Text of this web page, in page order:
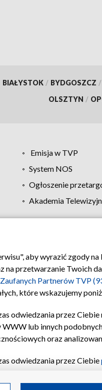
BIAŁYSTOK / BYDGOSZCZ /
OLSZTYN /
Emisja w TVP
System NOS
Ogłoszenie
Akademia
Regulamin TVP
aby wyrazić zgody
przetwarzanie Twoich
Zaufanych Partnerów TVP
które wskazujemy
odwiedzania przez Ciebie
lub innych
oraz
odwiedzania przez Ciebie
celów i funkcji: